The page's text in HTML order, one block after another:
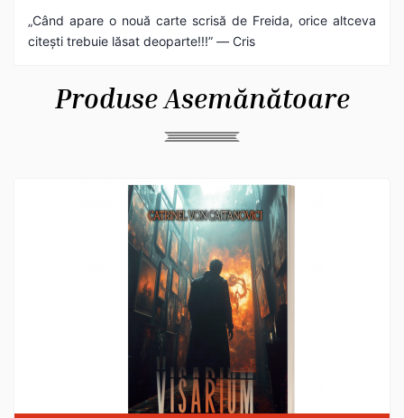
„Când apare o nouă carte scrisă de Freida, orice altceva
citești trebuie lăsat deoparte!!!” ― Cris
Produse Asemănătoare